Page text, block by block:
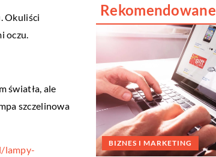
Okuliści
oczu.
światła, ale
szczelinowa
lampy-
Rekomendowane
BIZNES I MARKETING